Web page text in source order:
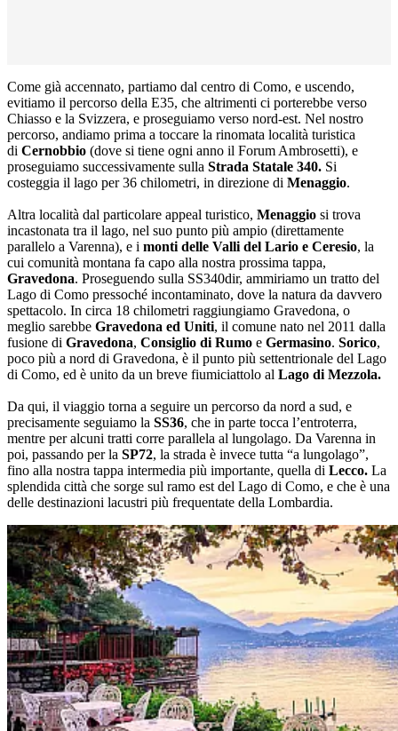
Come già accennato, partiamo dal centro di Como, e uscendo,
evitiamo il percorso della E35, che altrimenti ci porterebbe verso
Chiasso e la Svizzera, e proseguiamo verso nord-est. Nel nostro
percorso, andiamo prima a toccare la rinomata località turistica
di Cernobbio (dove si tiene ogni anno il Forum Ambrosetti), e
proseguiamo successivamente sulla Strada Statale 340. Si
costeggia il lago per 36 chilometri, in direzione di Menaggio.
Altra località dal particolare appeal turistico, Menaggio si trova
incastonata tra il lago, nel suo punto più ampio (direttamente
parallelo a Varenna), e i monti delle Valli del Lario e Ceresio, la
cui comunità montana fa capo alla nostra prossima tappa,
Gravedona. Proseguendo sulla SS340dir, ammiriamo un tratto del
Lago di Como pressoché incontaminato, dove la natura da davvero
spettacolo. In circa 18 chilometri raggiungiamo Gravedona, o
meglio sarebbe Gravedona ed Uniti, il comune nato nel 2011 dalla
fusione di Gravedona, Consiglio di Rumo e Germasino. Sorico,
poco più a nord di Gravedona, è il punto più settentrionale del Lago
di Como, ed è unito da un breve fiumiciattolo al Lago di Mezzola.
Da qui, il viaggio torna a seguire un percorso da nord a sud, e
precisamente seguiamo la SS36, che in parte tocca l’entroterra,
mentre per alcuni tratti corre parallela al lungolago. Da Varenna in
poi, passando per la SP72, la strada è invece tutta “a lungolago”,
fino alla nostra tappa intermedia più importante, quella di Lecco. La
splendida città che sorge sul ramo est del Lago di Como, e che è una
delle destinazioni lacustri più frequentate della Lombardia.